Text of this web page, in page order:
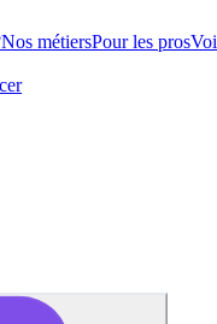
Nos métiersPour les pros